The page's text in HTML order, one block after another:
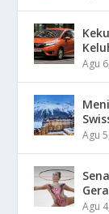
Agu
Agu
Agu